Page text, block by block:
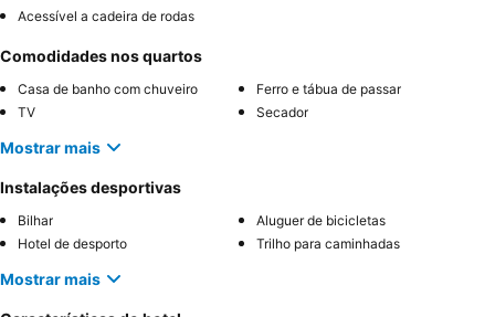
Acessível a cadeira de rodas
Comodidades nos quartos
Casa de banho com chuveiro
Ferro e tábua de passar
TV
Secador
Mostrar mais
Instalações desportivas
Bilhar
Aluguer de bicicletas
Hotel de desporto
Trilho para caminhadas
Mostrar mais